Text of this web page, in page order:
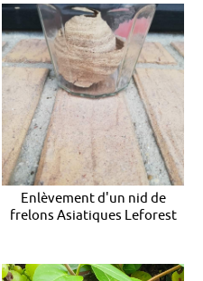
Enlèvement d'un nid de
frelons Asiatiques Leforest